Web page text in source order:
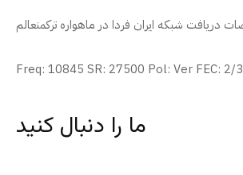
Freq: 10845 SR: 27500 Pol: Ver FEC: 2/3
ما را دنبال کنید